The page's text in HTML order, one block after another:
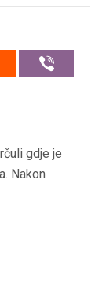
gdje je
Nakon